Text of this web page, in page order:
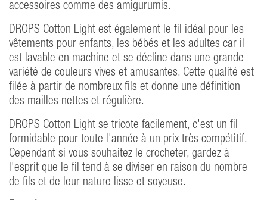
accessoires comme des amigurumis.
DROPS Cotton Light est également le fil idéal pour les
vêtements pour enfants, les bébés et les adultes car il
est lavable en machine et se décline dans une grande
variété de couleurs vives et amusantes. Cette qualité est
filée à partir de nombreux fils et donne une définition
des mailles nettes et régulière.
DROPS Cotton Light se tricote facilement, c'est un fil
formidable pour toute l'année à un prix très compétitif.
Cependant si vous souhaitez le crocheter, gardez à
l'esprit que le fil tend à se diviser en raison du nombre
de fils et de leur nature lisse et soyeuse.